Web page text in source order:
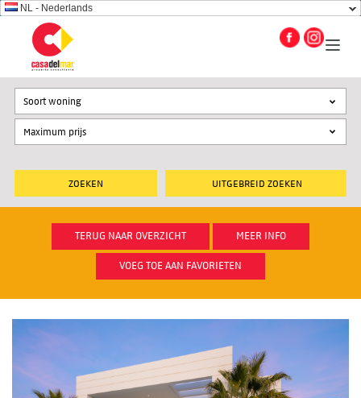
NL - Nederlands
UITGEBREID ZOEKEN
Soort woning
TERUG NAAR OVERZICHT MEER INFO
VOEG TOE AAN FAVORIETEN